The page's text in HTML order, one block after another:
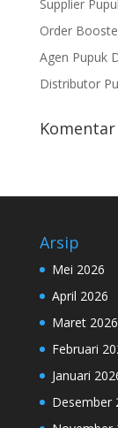
Supplier
Order
Agen Pupuk
Distributor
Arsip
Mei 2026
April 2026
Maret 2026
Februari
Januari
Desember